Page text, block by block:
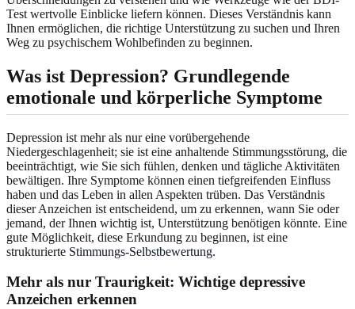
Test wertvolle Einblicke liefern können. Dieses Verständnis kann
Ihnen ermöglichen, die richtige Unterstützung zu suchen und Ihren
Weg zu psychischem Wohlbefinden zu beginnen.
Was ist Depression? Grundlegende
emotionale und körperliche Symptome
Depression ist mehr als nur eine vorübergehende
Niedergeschlagenheit; sie ist eine anhaltende Stimmungsstörung, die
beeinträchtigt, wie Sie sich fühlen, denken und tägliche Aktivitäten
bewältigen. Ihre Symptome können einen tiefgreifenden Einfluss
haben und das Leben in allen Aspekten trüben. Das Verständnis
dieser Anzeichen ist entscheidend, um zu erkennen, wann Sie oder
jemand, der Ihnen wichtig ist, Unterstützung benötigen könnte. Eine
gute Möglichkeit, diese Erkundung zu beginnen, ist eine
strukturierte Stimmungs-Selbstbewertung.
Mehr als nur Traurigkeit: Wichtige depressive
Anzeichen erkennen